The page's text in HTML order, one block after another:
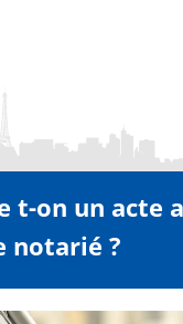
t-on un acte
notarié ?